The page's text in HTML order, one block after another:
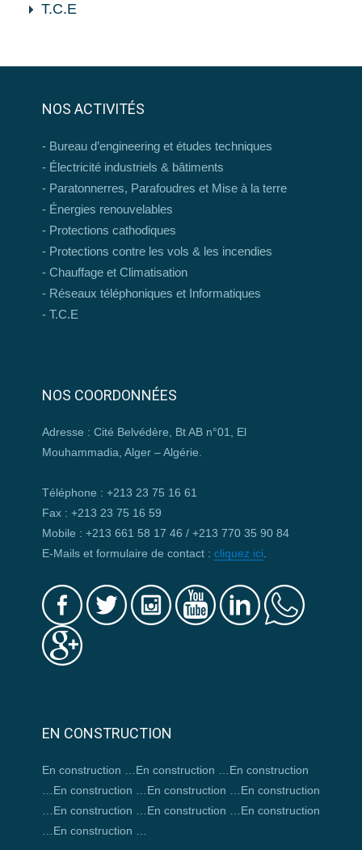
T.C.E
NOS ACTIVITÉS
Bureau d’engineering et études techniques
Électricité industriels & bâtiments
Paratonnerres, Parafoudres et Mise à la terre
Énergies renouvelables
Protections cathodiques
Protections contre les vols & les incendies
Chauffage et Climatisation
Réseaux téléphoniques et Informatiques
T.C.E
NOS COORDONNÉES
Adresse : Cité Belvédère, Bt AB n°01, El
Mouhammadia, Alger – Algérie.
Téléphone : +213 23 75 16 61
Fax : +213 23 75 16 59
Mobile : +213 661 58 17 46 / +213 770 35 90 84
E-Mails et formulaire de contact : cliquez ici.
EN CONSTRUCTION
En construction …En construction …En construction
…En construction …En construction …En construction
…En construction …En construction …En construction
…En construction …